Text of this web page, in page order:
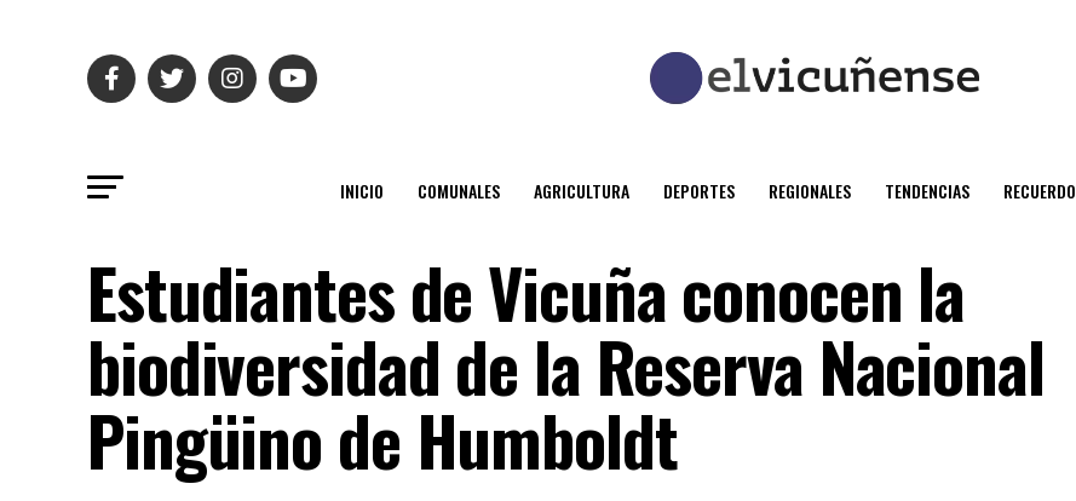
INICIO COMUNALES AGRICULTURA DEPORTES REGIONALES TENDENCIAS RECUERDO
Estudiantes de Vicuña conocen la
biodiversidad de la Reserva Nacional
Pingüino de Humboldt